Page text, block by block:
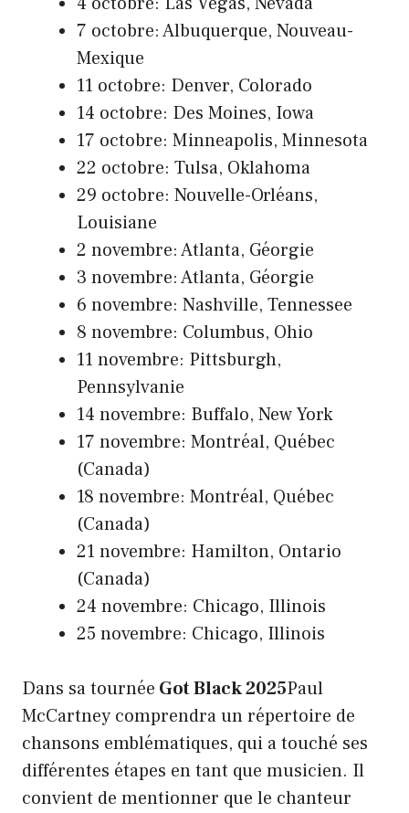
7 octobre: Albuquerque, Nouveau-
Mexique
11 octobre: Denver, Colorado
14 octobre: Des Moines, Iowa
17 octobre: Minneapolis, Minnesota
22 octobre: Tulsa, Oklahoma
29 octobre: Nouvelle-Orléans,
Louisiane
2 novembre: Atlanta, Géorgie
3 novembre: Atlanta, Géorgie
6 novembre: Nashville, Tennessee
8 novembre: Columbus, Ohio
11 novembre: Pittsburgh,
Pennsylvanie
14 novembre: Buffalo, New York
17 novembre: Montréal, Québec
(Canada)
18 novembre: Montréal, Québec
(Canada)
21 novembre: Hamilton, Ontario
(Canada)
24 novembre: Chicago, Illinois
25 novembre: Chicago, Illinois
Dans sa tournée Got Black 2025Paul
McCartney comprendra un répertoire de
chansons emblématiques, qui a touché ses
différentes étapes en tant que musicien. Il
convient de mentionner que le chanteur